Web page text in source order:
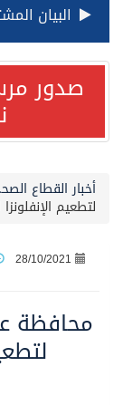
صدور
أخبار القطاع
لتطعيم
28/10/2021
محافظة